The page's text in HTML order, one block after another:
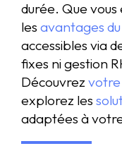
durée. Que vous
les avantages
accessibles via
fixes ni gestion
Découvrez votre
explorez les
adaptées à